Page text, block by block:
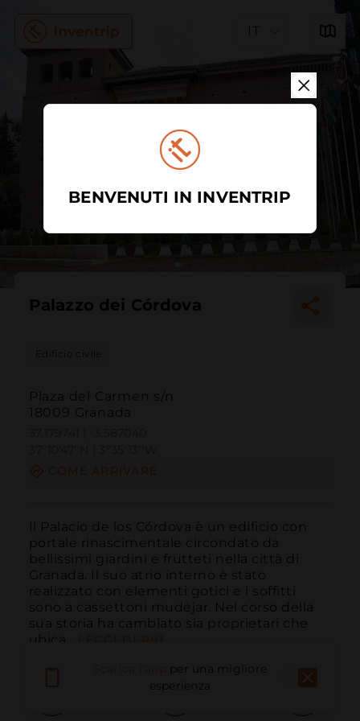
IT
Palazzo dei Córdova
Edificio civile
Plaza del Carmen s/n
18009 Granada
Il Palacio de los Córdova è un edificio con
portale rinascimentale circondato da
bellissimi giardini e frutteti nella città di
Granada. Il suo atrio interno è stato
realizzato con elementi gotici e i soffitti
sono a cassettoni mudéjar. Nel corso della
sua storia ha cambiato sia proprietari che
ubica...
per una migliore
esperienza
BENVENUTI IN INVENTRIP